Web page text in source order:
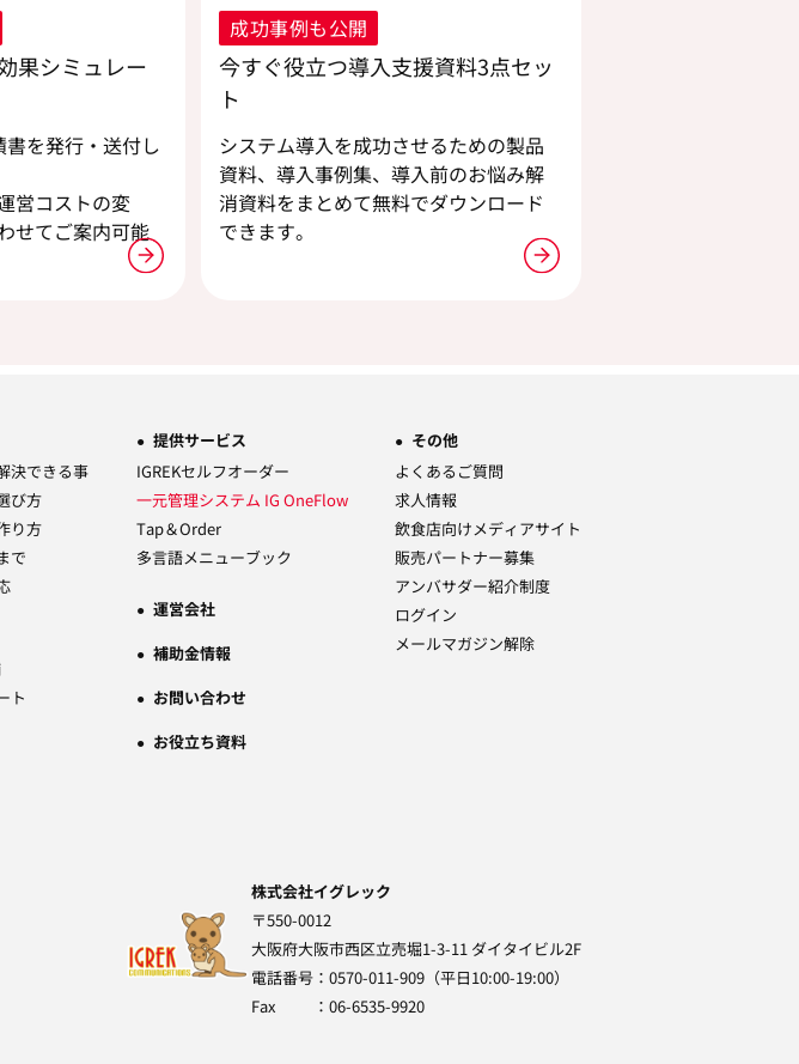
果シミュレー
を発行・送付し
営コストの変
せてご案内可能
成功事例も公開
今すぐ役立つ導入支援資料3点セッ
ト
システム導入を成功させるための製品
資料、導入事例集、導入前のお悩み解
消資料をまとめて無料でダウンロード
できます。
株式会社イグレック
〒550-0012
大阪府大阪市西区立売堀1-3-11 ダイタイビル2F
電話番号
0570-011-909（平日10:00-19:00）
Fax
06-6535-9920
決できる事
び方
り方
で
ト
提供サービス
IGREKセルフオーダー
一元管理システム IG OneFlow
Tap＆Order
多言語メニューブック
運営会社
補助金情報
お問い合わせ
お役立ち資料
その他
よくあるご質問
求人情報
飲食店向けメディアサイト
販売パートナー募集
アンバサダー紹介制度
ログイン
メールマガジン解除